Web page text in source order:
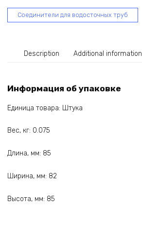
67-
Соединители для водосточных труб
Description Additional information
Информация об упаковке
Единица товара: Штука
Вес, кг: 0.075
Длина, мм: 85
Ширина, мм: 82
Высота, мм: 85